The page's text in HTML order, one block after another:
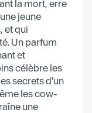
la mort, erre
jeune
et qui
Un parfum
et
célèbre les
secrets d'un
les cow-
une